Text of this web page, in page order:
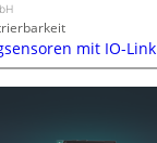
mit IO-Link